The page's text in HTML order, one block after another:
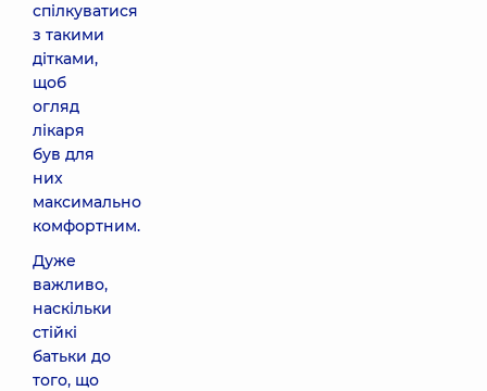
спілкуватися
з такими
дітками,
щоб
огляд
лікаря
був для
них
максимально
комфортним.
Дуже
важливо,
наскільки
стійкі
батьки до
того, що